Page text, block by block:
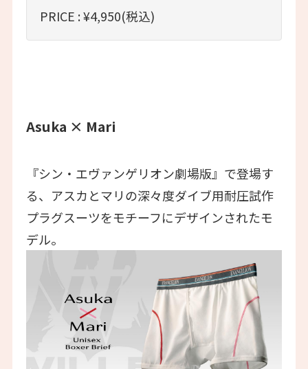
PRICE : ¥4,950(税込)
Asuka × Mari
『シン・エヴァンゲリオン劇場版』で登場す
る、アスカとマリの深々度ダイブ用耐圧試作
プラグスーツをモチーフにデザインされたモ
デル。